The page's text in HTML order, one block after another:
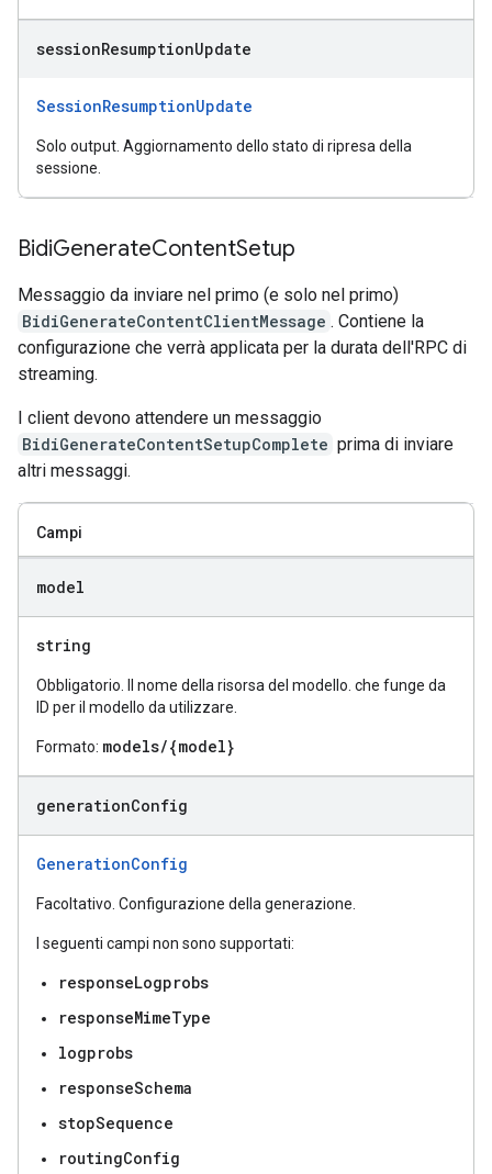
sessionResumptionUpdate
SessionResumptionUpdate
Solo output. Aggiornamento dello stato di ripresa della
sessione.
BidiGenerateContentSetup
Messaggio da inviare nel primo (e solo nel primo)
BidiGenerateContentClientMessage . Contiene la
configurazione che verrà applicata per la durata dell'RPC di
streaming.
I client devono attendere un messaggio
BidiGenerateContentSetupComplete prima di inviare
altri messaggi.
Campi
model
string
Obbligatorio. Il nome della risorsa del modello. che funge da
ID per il modello da utilizzare.
Formato: models/{model}
generationConfig
GenerationConfig
Facoltativo. Configurazione della generazione.
I seguenti campi non sono supportati:
responseLogprobs
responseMimeType
logprobs
responseSchema
stopSequence
routingConfig